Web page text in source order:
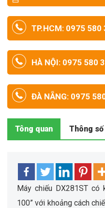
TP.HCM: 0975 580
HÀ NỘI: 0975 580
ĐÀ NẴNG: 0975
Tông quan Thông
Máy chiếu DX281ST có
100” với khoảng cách